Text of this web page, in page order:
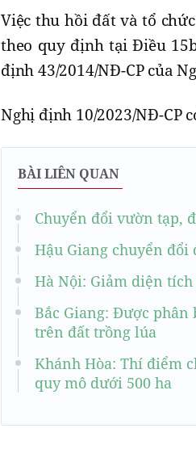
Việc thu hồi đất và tổ
theo quy định tại Điều
định 43/2014/NĐ-CP của
Nghị định 10/2023/NĐ-CP
BÀI LIÊN QUAN
Chuyển đổi vườn tạp,
Hậu Giang chuyển
Hà Nội: Giảm diện
Bắc Giang: Được phân
trên đất trồng lúa
Khánh Hòa: Thí điểm
quy mô dưới 500 ha